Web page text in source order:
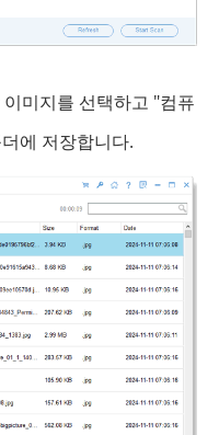
미지를 선택하고 "컴퓨
에 저장합니다.